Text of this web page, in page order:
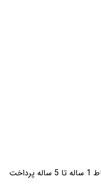
در این طرح فروش، متقاضیان می‌توانند به انتخاب خود %50، %60، %70 و یا %80 از مبلغ خودرو را بعنوان پیش‌پرداخت به حساب شرکت واریز کنند و مابقی مبلغ را در قالب اقساط 1 ساله تا 5 ساله پرداخت